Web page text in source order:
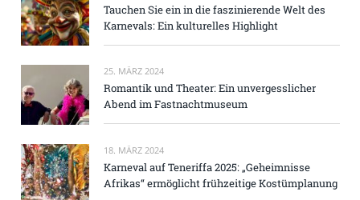
Tauchen Sie ein in die faszinierende Welt des
Karnevals: Ein kulturelles Highlight
25. MÄRZ 2024
Romantik und Theater: Ein unvergesslicher
Abend im Fastnachtmuseum
18. MÄRZ 2024
Karneval auf Teneriffa 2025: „Geheimnisse
Afrikas“ ermöglicht frühzeitige Kostümplanung